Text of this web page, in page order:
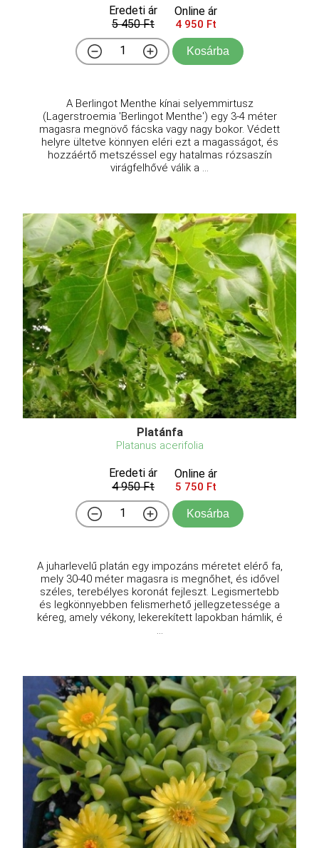
Eredeti ár
5 450 Ft
Online ár
4 950 Ft
Kosárba
A Berlingot Menthe kínai selyemmirtusz
(Lagerstroemia 'Berlingot Menthe') egy 3-4 méter
magasra megnövő fácska vagy nagy bokor. Védett
helyre ültetve könnyen eléri ezt a magasságot, és
hozzáértő metszéssel egy hatalmas rózsaszín
virágfelhővé válik a ...
Platánfa
Platanus acerifolia
Eredeti ár
4 950 Ft
Online ár
5 750 Ft
Kosárba
A juharlevelű platán egy impozáns méretet elérő fa,
mely 30-40 méter magasra is megnőhet, és idővel
széles, terebélyes koronát fejleszt. Legismertebb
és legkönnyebben felismerhető jellegzetessége a
kéreg, amely vékony, lekerekített lapokban hámlik, é
...